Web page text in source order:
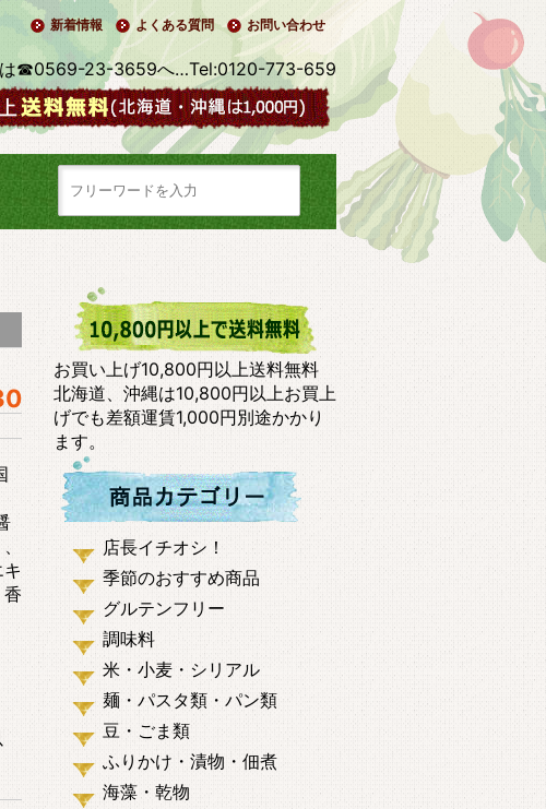
新着情報 よくある質問 お問い合わせ
は☎0569-23-3659へ…Tel:0120-773-659
お買い上げ10,800円以上送料無料
北海道、沖縄は10,800円以上お買上
げでも差額運賃1,000円別途かかり
ます。
店長イチオシ！
季節のおすすめ商品
グルテンフリー
調味料
米・小麦・シリアル
麺・パスタ類・パン類
豆・ごま類
ふりかけ・漬物・佃煮
海藻・乾物